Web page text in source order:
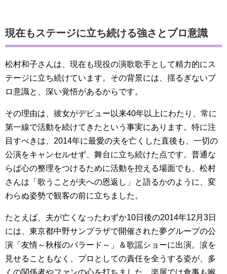
現在もステージに立ち続ける強さとプロ意識
松村和子さんは、現在も現役の演歌歌手として精力的にス
テージに立ち続けています。その背景には、揺るぎないプ
ロ意識と、深い覚悟があるからです。
その理由は、彼女がデビュー以来40年以上にわたり、常に
第一線で活動を続けてきたという事実にあります。特に注
目すべきは、2014年に最愛の夫を亡くした直後も、一切の
公演をキャンセルせず、舞台に立ち続けた点です。普通な
らば心の整理をつけるために活動を控える場面でも、松村
さんは「歌うことが夫への恩返し」と語るかのように、変
わらぬ姿勢で観客の前に立ちました。
たとえば、夫が亡くなったわずか10日後の2014年12月3日
には、東京都中野サンプラザで開催された夢グループの公
演「友情～秋桜のバラード～」＆歌謡ショーに出演。涙を
見せることもなく、プロとしての責任を全うする姿が、多
くの関係者やファンの心を打ちました。楽屋では食事も喉